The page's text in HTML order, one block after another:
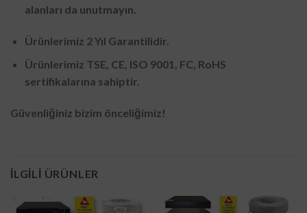
alanları da unutmayın.
Ürünlerimiz 2 Yıl Garantilidir.
Ürünlerimiz TSE, CE, ISO 9001, FC, RoHS
sertifikalarına sahiptir.
Güvenliğiniz bizim önceliğimiz!
İLGILI ÜRÜNLER